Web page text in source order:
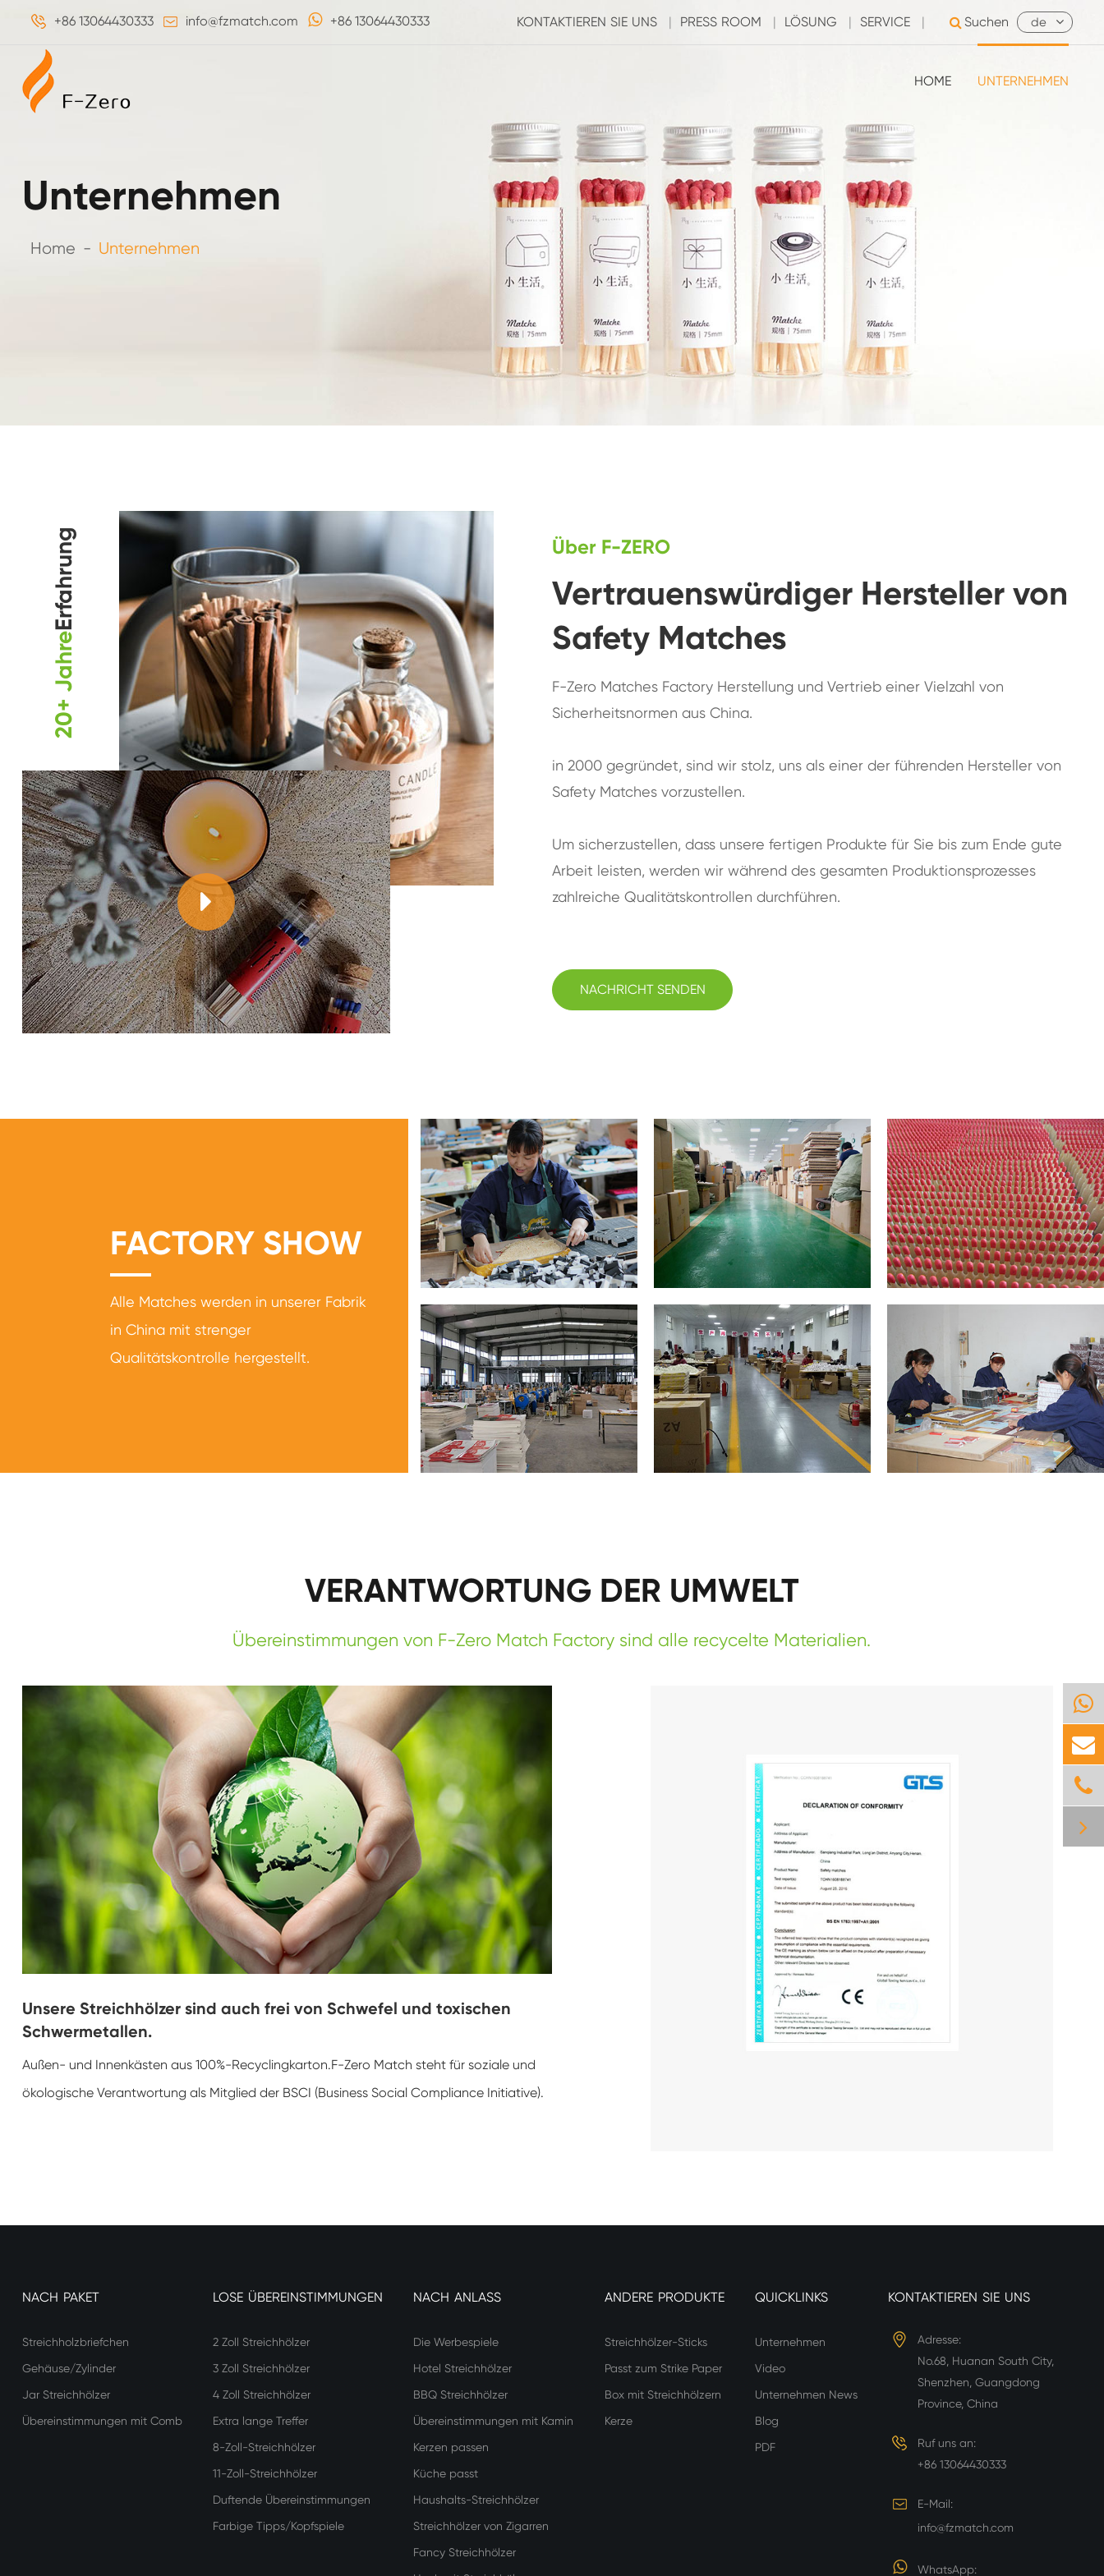
+86 13064430333 info@fzmatch.com +86 13064430333 KONTAKTIEREN SIE UNS | PRESS ROOM | LÖSUNG | SERVICE | Suchen de
HOME UNTERNEHMEN
Unternehmen
Home Unternehmen
20+ Jahre
Erfahrung Über F-ZERO
Vertrauenswürdiger Hersteller von
Safety Matches
F-Zero Matches Factory Herstellung und Vertrieb einer Vielzahl von
Sicherheitsnormen aus China.
in 2000 gegründet, sind wir stolz, uns als einer der führenden Hersteller von
Safety Matches vorzustellen.
Um sicherzustellen, dass unsere fertigen Produkte für Sie bis zum Ende gute
Arbeit leisten, werden wir während des gesamten Produktionsprozesses
zahlreiche Qualitätskontrollen durchführen.
NACHRICHT SENDEN
FACTORY SHOW
Alle Matches werden in unserer Fabrik
in China mit strenger
Qualitätskontrolle hergestellt.
VERANTWORTUNG DER UMWELT
Übereinstimmungen von F-Zero Match Factory sind alle recycelte Materialien.
Unsere Streichhölzer sind auch frei von Schwefel und toxischen
Schwermetallen.
Außen- und Innenkästen aus 100%-Recyclingkarton.F-Zero Match steht für soziale und
ökologische Verantwortung als Mitglied der BSCI (Business Social Compliance Initiative).
NACH PAKET
Streichholzbriefchen
Gehäuse/Zylinder
Jar Streichhölzer
Übereinstimmungen mit Comb
LOSE ÜBEREINSTIMMUNGEN
2 Zoll Streichhölzer
3 Zoll Streichhölzer
4 Zoll Streichhölzer
Extra lange Treffer
8-Zoll-Streichhölzer
11-Zoll-Streichhölzer
Duftende Übereinstimmungen
Farbige Tipps/Kopfspiele
NACH ANLASS
Die Werbespiele
Hotel Streichhölzer
BBQ Streichhölzer
Übereinstimmungen mit Kamin
Kerzen passen
Küche passt
Haushalts-Streichhölzer
Streichhölzer von Zigarren
Fancy Streichhölzer
ANDERE PRODUKTE
Streichhölzer-Sticks
Passt zum Strike Paper
Box mit Streichhölzern
Kerze
QUICKLINKS
Unternehmen
Video
Unternehmen News
Blog
PDF
KONTAKTIEREN SIE UNS
Adresse:
No.68, Huanan South City,
Shenzhen, Guangdong
Province, China
Ruf uns an:
+86 13064430333
E-Mail:
info@fzmatch.com
WhatsApp: